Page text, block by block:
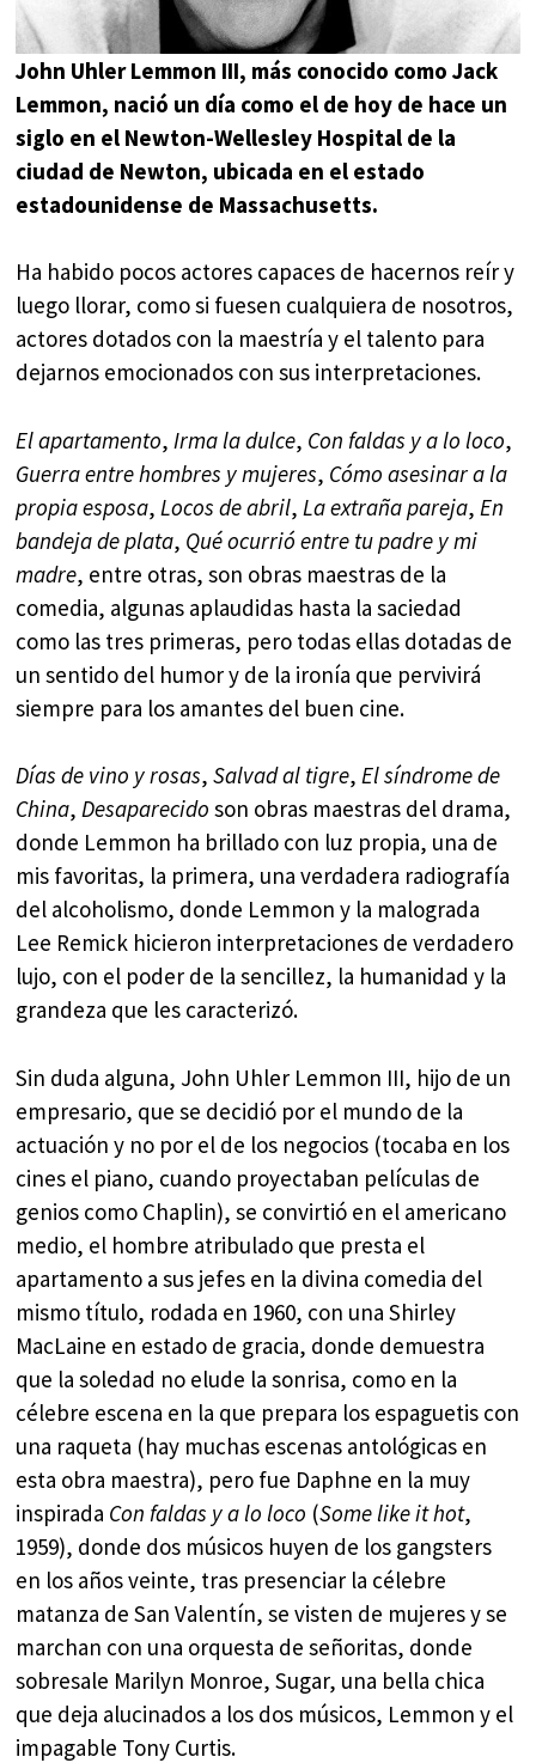
John Uhler Lemmon III, más conocido como Jack
Lemmon, nació un día como el de hoy de hace un
siglo en el Newton-Wellesley Hospital de la
ciudad de Newton, ubicada en el estado
estadounidense de Massachusetts.
Ha habido pocos actores capaces de hacernos reír y
luego llorar, como si fuesen cualquiera de nosotros,
actores dotados con la maestría y el talento para
dejarnos emocionados con sus interpretaciones.
El apartamento,Irma la dulce, Con faldas y a lo loco,
Guerra entre hombres y mujeres, Cómo asesinar a la
propia esposa,Locos de abril,La extraña pareja,En
bandeja de plata, Qué ocurrió entre tu padre y mi
madre, entre otras, son obras maestras de la
comedia, algunas aplaudidas hasta la saciedad
como las tres primeras, pero todas ellas dotadas de
un sentido del humor y de la ironía que pervivirá
siempre para los amantes del buen cine.
Días de vino y rosas,Salvad al tigre,El síndrome de
China,Desaparecido son obras maestras del drama,
donde Lemmon ha brillado con luz propia, una de
mis favoritas, la primera, una verdadera radiografía
del alcoholismo, donde Lemmon y la malograda
Lee Remick hicieron interpretaciones de verdadero
lujo, con el poder de la sencillez, la humanidad y la
grandeza que les caracterizó.
Sin duda alguna, John Uhler Lemmon III, hijo de un
empresario, que se decidió por el mundo de la
actuación y no por el de los negocios (tocaba en los
cines el piano, cuando proyectaban películas de
genios como Chaplin), se convirtió en el americano
medio, el hombre atribulado que presta el
apartamento a sus jefes en la divina comedia del
mismo título, rodada en 1960, con una Shirley
MacLaine en estado de gracia, donde demuestra
que la soledad no elude la sonrisa, como en la
célebre escena en la que prepara los espaguetis con
una raqueta (hay muchas escenas antológicas en
esta obra maestra), pero fue Daphne en la muy
inspirada Con faldas y a lo loco (Some like it hot,
1959), donde dos músicos huyen de los gangsters
en los años veinte, tras presenciar la célebre
matanza de San Valentín, se visten de mujeres y se
marchan con una orquesta de señoritas, donde
sobresale Marilyn Monroe, Sugar, una bella chica
que deja alucinados a los dos músicos, Lemmon y el
impagable Tony Curtis.